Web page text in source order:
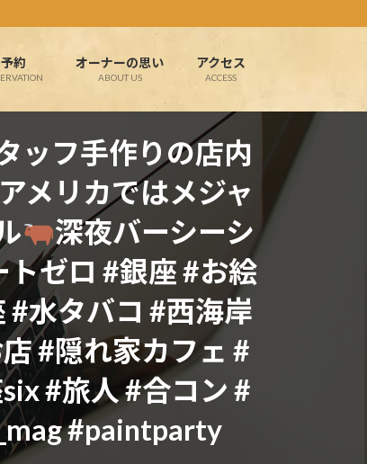
予約 オーナーの思い
ABOUT US
アクセス
ACCESS
ッフ手作りの店内
メリカではメジャ
深夜バーシーシ
ゼロ #銀座 #お絵
#水タバコ #西海岸
#隠れ家カフェ #
#旅人 #合コン #
#paintparty